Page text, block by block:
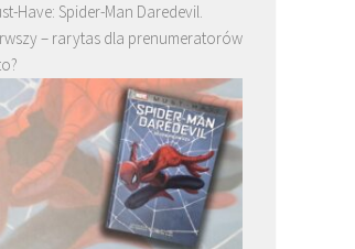
Have: Spider-Man Daredevil.
– rarytas dla prenumeratorów